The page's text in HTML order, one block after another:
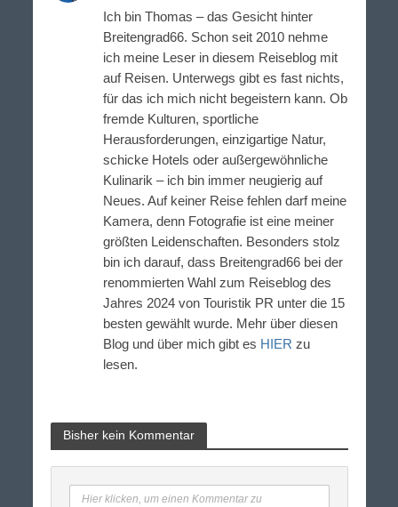
Ich bin Thomas – das Gesicht hinter
Breitengrad66. Schon seit 2010 nehme
ich meine Leser in diesem Reiseblog mit
auf Reisen. Unterwegs gibt es fast nichts,
für das ich mich nicht begeistern kann. Ob
fremde Kulturen, sportliche
Herausforderungen, einzigartige Natur,
schicke Hotels oder außergewöhnliche
Kulinarik – ich bin immer neugierig auf
Neues. Auf keiner Reise fehlen darf meine
Kamera, denn Fotografie ist eine meiner
größten Leidenschaften. Besonders stolz
bin ich darauf, dass Breitengrad66 bei der
renommierten Wahl zum Reiseblog des
Jahres 2024 von Touristik PR unter die 15
besten gewählt wurde. Mehr über diesen
Blog und über mich gibt es HIER zu
lesen.
Bisher kein Kommentar
Hier klicken, um einen Kommentar zu